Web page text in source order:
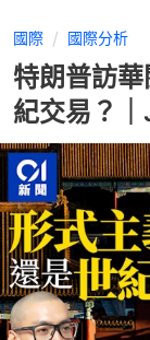
國際 國際分析
特朗普訪
紀交易？